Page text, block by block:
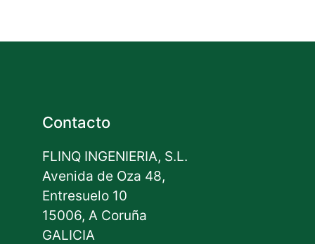
Contacto
FLINQ INGENIERIA, S.L.
Avenida de Oza 48,
Entresuelo 10
15006, A Coruña
GALICIA